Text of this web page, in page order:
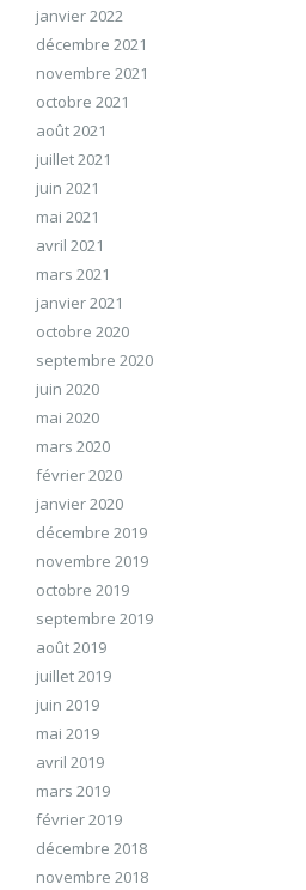
janvier 2022
décembre 2021
novembre 2021
octobre 2021
août 2021
juillet 2021
juin 2021
mai 2021
avril 2021
mars 2021
janvier 2021
octobre 2020
septembre 2020
juin 2020
mai 2020
mars 2020
février 2020
janvier 2020
décembre 2019
novembre 2019
octobre 2019
septembre 2019
août 2019
juillet 2019
juin 2019
mai 2019
avril 2019
mars 2019
février 2019
décembre 2018
novembre 2018